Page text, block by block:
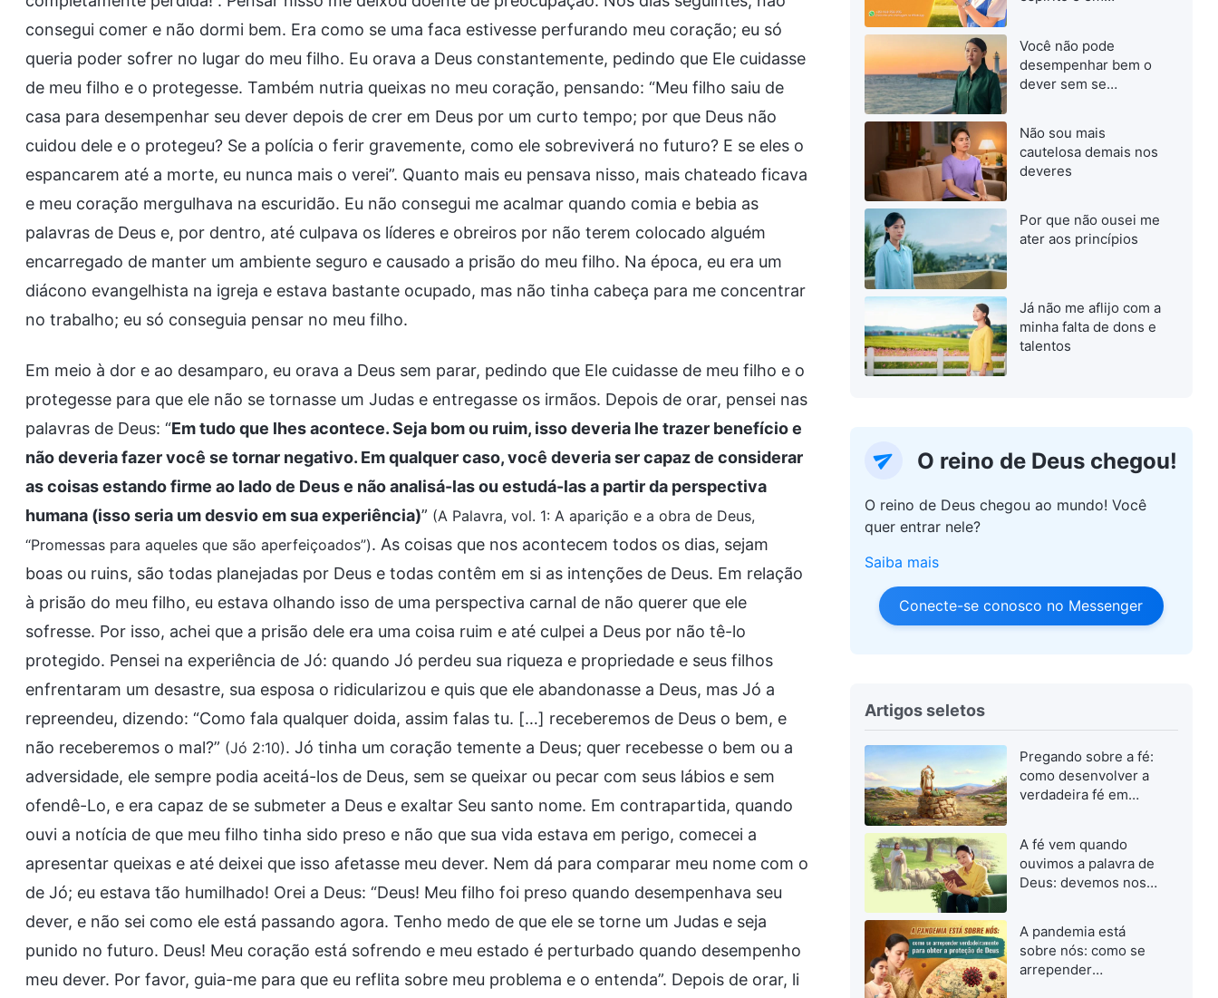
consegui comer e não dormi bem. Era como se uma faca estivesse perfurando meu coração; eu só
queria poder sofrer no lugar do meu filho. Eu orava a Deus constantemente, pedindo que Ele cuidasse
de meu filho e o protegesse. Também nutria queixas no meu coração, pensando: “Meu filho saiu de
casa para desempenhar seu dever depois de crer em Deus por um curto tempo; por que Deus não
cuidou dele e o protegeu? Se a polícia o ferir gravemente, como ele sobreviverá no futuro? E se eles o
espancarem até a morte, eu nunca mais o verei”. Quanto mais eu pensava nisso, mais chateado ficava
e meu coração mergulhava na escuridão. Eu não consegui me acalmar quando comia e bebia as
palavras de Deus e, por dentro, até culpava os líderes e obreiros por não terem colocado alguém
encarregado de manter um ambiente seguro e causado a prisão do meu filho. Na época, eu era um
diácono evangelhista na igreja e estava bastante ocupado, mas não tinha cabeça para me concentrar
no trabalho; eu só conseguia pensar no meu filho.
Em meio à dor e ao desamparo, eu orava a Deus sem parar, pedindo que Ele cuidasse de meu filho e o
protegesse para que ele não se tornasse um Judas e entregasse os irmãos. Depois de orar, pensei nas
palavras de Deus: “Em tudo que lhes acontece. Seja bom ou ruim, isso deveria lhe trazer benefício e
não deveria fazer você se tornar negativo. Em qualquer caso, você deveria ser capaz de considerar
as coisas estando firme ao lado de Deus e não analisá-las ou estudá-las a partir da perspectiva
humana (isso seria um desvio em sua experiência)” (A Palavra, vol. 1: A aparição e a obra de Deus,
“Promessas para aqueles que são aperfeiçoados”). As coisas que nos acontecem todos os dias, sejam
boas ou ruins, são todas planejadas por Deus e todas contêm em si as intenções de Deus. Em relação
à prisão do meu filho, eu estava olhando isso de uma perspectiva carnal de não querer que ele
sofresse. Por isso, achei que a prisão dele era uma coisa ruim e até culpei a Deus por não tê-lo
protegido. Pensei na experiência de Jó: quando Jó perdeu sua riqueza e propriedade e seus filhos
enfrentaram um desastre, sua esposa o ridicularizou e quis que ele abandonasse a Deus, mas Jó a
repreendeu, dizendo: “Como fala qualquer doida, assim falas tu. […] receberemos de Deus o bem, e
não receberemos o mal?” (Jó 2:10). Jó tinha um coração temente a Deus; quer recebesse o bem ou a
adversidade, ele sempre podia aceitá-los de Deus, sem se queixar ou pecar com seus lábios e sem
ofendê-Lo, e era capaz de se submeter a Deus e exaltar Seu santo nome. Em contrapartida, quando
ouvi a notícia de que meu filho tinha sido preso e não que sua vida estava em perigo, comecei a
apresentar queixas e até deixei que isso afetasse meu dever. Nem dá para comparar meu nome com o
de Jó; eu estava tão humilhado! Orei a Deus: “Deus! Meu filho foi preso quando desempenhava seu
dever, e não sei como ele está passando agora. Tenho medo de que ele se torne um Judas e seja
punido no futuro. Deus! Meu coração está sofrendo e meu estado é perturbado quando desempenho
meu dever. Por favor, guia-me para que eu reflita sobre meu problema e o entenda”. Depois de orar, li
Você não pode
desempenhar bem o
dever sem se
Não sou mais
cautelosa demais nos
deveres
Por que não ousei me
ater aos princípios
Já não me aflijo com a
minha falta de dons e
talentos
O reino de Deus chegou!
O reino de Deus chegou ao mundo! Você
quer entrar nele?
Saiba mais
Conecte-se conosco no Messenger
Artigos seletos
Pregando sobre a fé:
como desenvolver a
verdadeira fé em
A fé vem quando
ouvimos a palavra de
Deus: devemos nos
quando investigamos
o caminho verdadeiro
A pandemia está
sobre nós: como se
arrepender